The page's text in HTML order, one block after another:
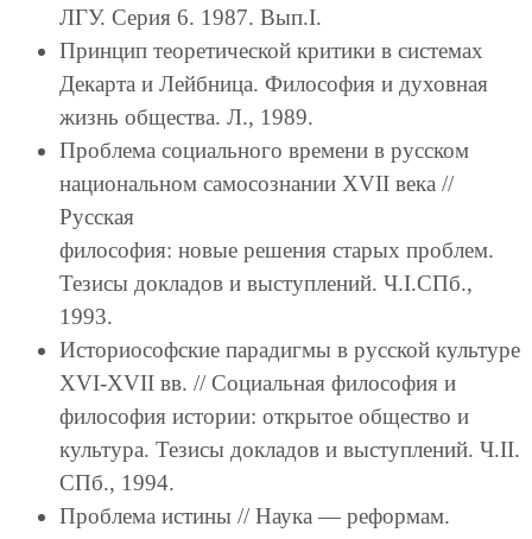
ЛГУ. Серия 6. 1987. Вып.I.
Принцип теоретической критики в системах
Декарта и Лейбница. Философия и духовная
жизнь общества. Л., 1989.
Проблема социального времени в русском
национальном самосознании XVII века //
Русская
философия: новые решения старых проблем.
Тезисы докладов и выступлений. Ч.I.СПб.,
1993.
Историософские парадигмы в русской культуре
XVI-XVII вв. // Социальная философия и
философия истории: открытое общество и
культура. Тезисы докладов и выступлений. Ч.II.
СПб., 1994.
Проблема истины // Наука — реформам.